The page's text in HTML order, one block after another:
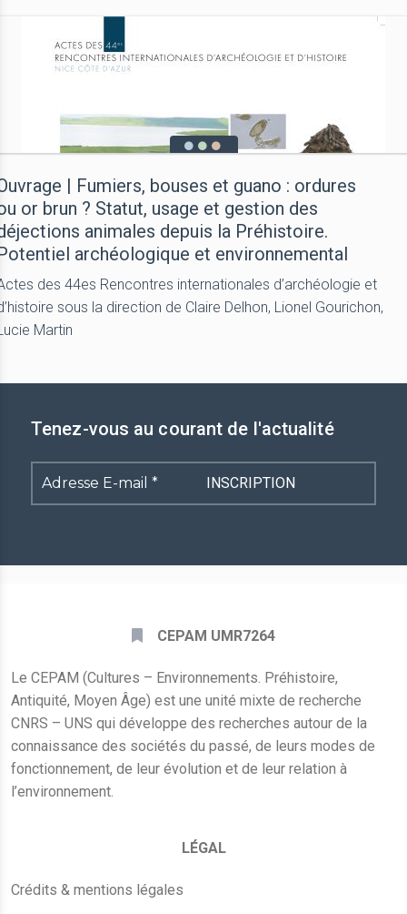
| Fumiers, bouses et guano : ordures
or brun ? Statut, usage et gestion des
animales depuis la Préhistoire.
archéologique et environnemental
des 44es Rencontres internationales d’archéologie et
sous la direction de Claire Delhon, Lionel Gourichon,
Martin
Tenez-vous au courant de l'actualité
Adresse
E-
CEPAM UMR7264
Le CEPAM (Cultures – Environnements. Préhistoire,
Antiquité, Moyen Âge) est une unité mixte de recherche
CNRS – UNS qui développe des recherches autour de la
connaissance des sociétés du passé, de leurs modes de
fonctionnement, de leur évolution et de leur relation à
l’environnement.
LÉGAL
Crédits & mentions légales